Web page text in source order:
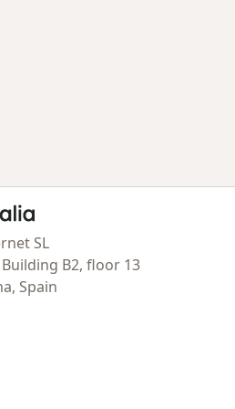
inicio
SL
Building B2, floor 13
Spain